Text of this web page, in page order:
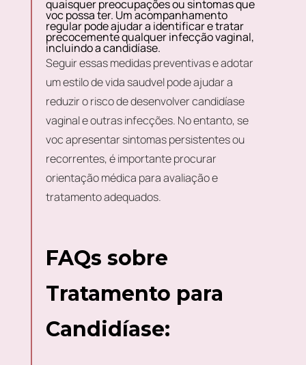
quaisquer preocupações ou sintomas que
voc possa ter. Um acompanhamento
regular pode ajudar a identificar e tratar
precocemente qualquer infecção vaginal,
incluindo a candidíase.
Seguir essas medidas preventivas e adotar
um estilo de vida saudvel pode ajudar a
reduzir o risco de desenvolver candidíase
vaginal e outras infecções. No entanto, se
voc apresentar sintomas persistentes ou
recorrentes, é importante procurar
orientação médica para avaliação e
tratamento adequados.
FAQs sobre
Tratamento para
Candidíase: